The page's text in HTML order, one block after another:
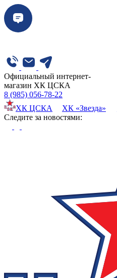
Официальный интернет-
магазин ХК ЦСКА
8 (985) 056-78-22
ХК ЦСКА
ХК «Звезда»
Cледите за новостями: